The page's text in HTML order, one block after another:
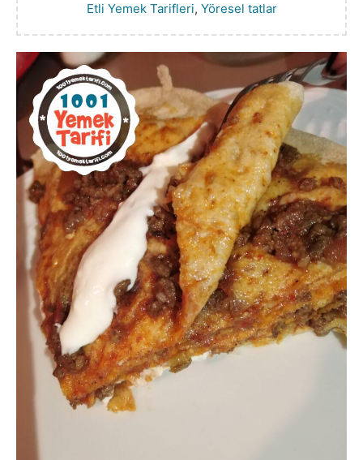
Etli Yemek Tarifleri, Yöresel tatlar